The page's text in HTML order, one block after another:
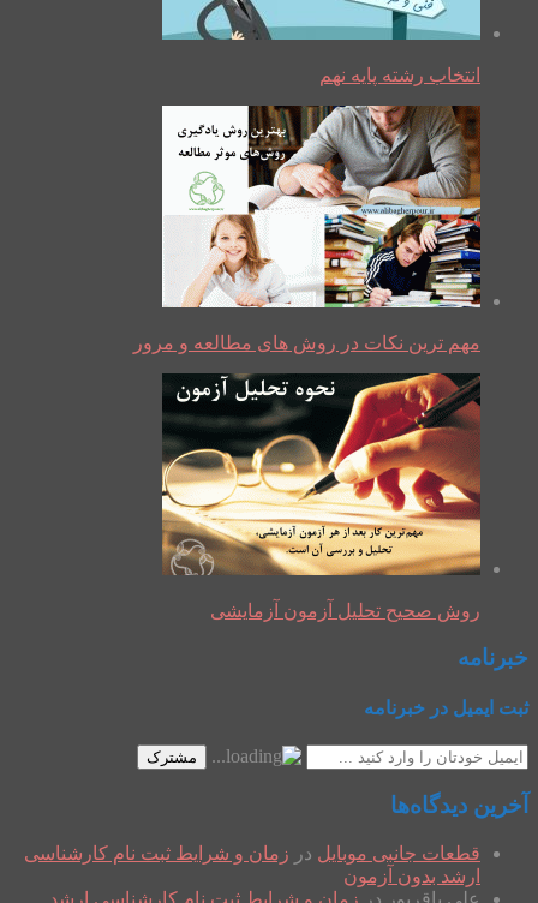
انتخاب رشته پایه نهم
مهم ترین نکات در روش های مطالعه و مرور
روش صحیح تحلیل آزمون آزمایشی
خبرنامه
ثبت ایمیل در خبرنامه
مشترک
آخرین دیدگاه‌ها
قطعات جانبی موبایل در زمان و شرایط ثبت نام کارشناسی
ارشد بدون آزمون
علی باقرپور در زمان و شرایط ثبت نام کارشناسی ارشد